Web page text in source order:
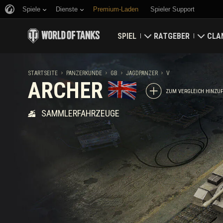
Spiele Dienste Premium-Laden Spieler Support
SPIEL
Bonuscodes einlösen
Neuigkeiten
Wertungen
Aktualisierungen
Panzerkunde
Musik
RATGEBER
Allgemeiner Ratgeber
Spielwirtschaft
Kontosicherheit
Erfolge
Richtlinien zum
Wargaming.net Game
STARTSEITE PANZERKUNDE GB JAGDPANZER V
ARCHER ZUM VERGLEICH
SAMMLERFAHRZEUGE